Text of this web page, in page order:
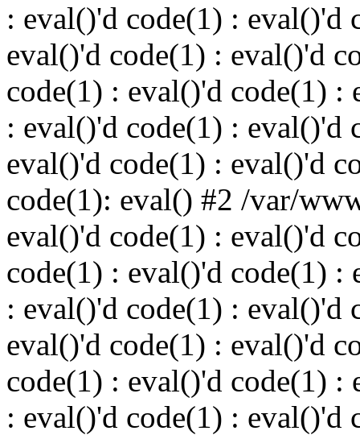
: eval()'d code(1) : eval()'d
eval()'d code(1) : eval()'d
code(1) : eval()'d code(1) :
: eval()'d code(1) : eval()'d
eval()'d code(1) : eval()'d
code(1): eval() #2 /var/
eval()'d code(1) : eval()'d
code(1) : eval()'d code(1) :
: eval()'d code(1) : eval()'d
eval()'d code(1) : eval()'d
code(1) : eval()'d code(1) :
: eval()'d code(1) : eval()'d